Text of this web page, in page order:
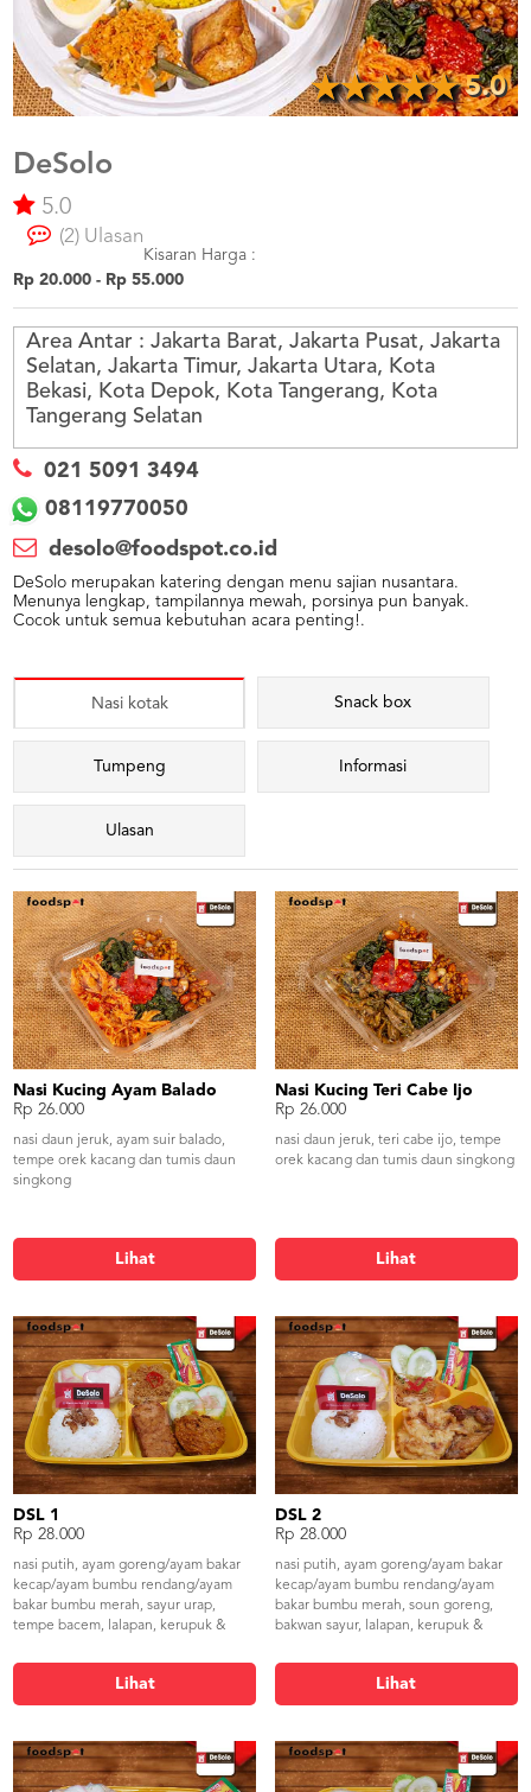
US
CATERERS
BLOG
TERMS
CONDITIONS
CALL
CENTER
021
3494
5.0
DeSolo
5.0
(2) Ulasan
Kisaran Harga :
Rp 20.000 - Rp 55.000
Area Antar : Jakarta Barat, Jakarta Pusat, Jakarta
Selatan, Jakarta Timur, Jakarta Utara, Kota
Bekasi, Kota Depok, Kota Tangerang, Kota
Tangerang Selatan
021 5091 3494
08119770050
desolo@foodspot.co.id
DeSolo merupakan katering dengan menu sajian nusantara.
Menunya lengkap, tampilannya mewah, porsinya pun banyak.
Cocok untuk semua kebutuhan acara penting!.
Nasi kotak Snack box
Tumpeng Informasi
Ulasan
Nasi Kucing Ayam Balado
Rp 26.000
nasi daun jeruk, ayam suir balado,
tempe orek kacang dan tumis daun
singkong
Lihat
Nasi Kucing Teri Cabe Ijo
Rp 26.000
nasi daun jeruk, teri cabe ijo, tempe
orek kacang dan tumis daun singkong
Lihat
DSL 1
Rp 28.000
nasi putih, ayam goreng/ayam bakar
kecap/ayam bumbu rendang/ayam
bakar bumbu merah, sayur urap,
tempe bacem, lalapan, kerupuk &
Lihat
DSL 2
Rp 28.000
nasi putih, ayam goreng/ayam bakar
kecap/ayam bumbu rendang/ayam
bakar bumbu merah, soun goreng,
bakwan sayur, lalapan, kerupuk &
Lihat